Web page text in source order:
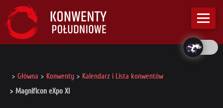
Główna Konwenty
Kalendarz i Lista konwentów
Magnificon eXpo XI